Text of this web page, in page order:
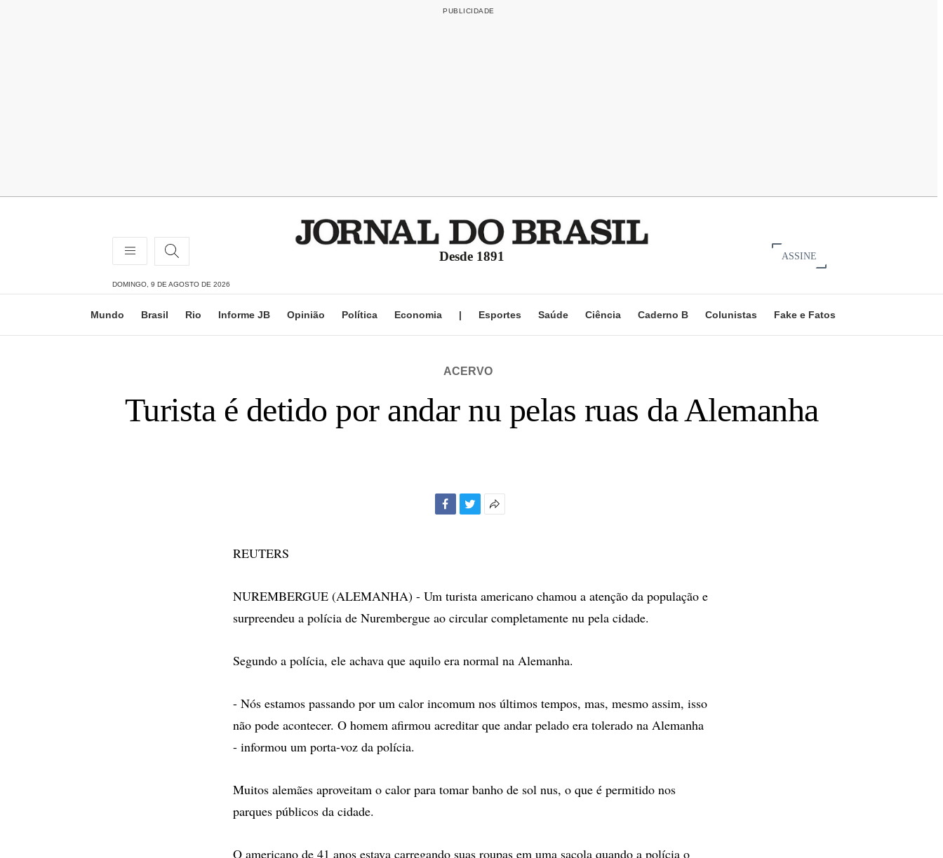
Desde 1891 ASSINE
DOMINGO, 9 DE AGOSTO DE 2026
Mundo Brasil Rio Informe JB Opinião Política Economia | Esportes Saúde Ciência Caderno B Colunistas Fake e Fatos
ACERVO
Turista é detido por andar nu pelas ruas da Alemanha
REUTERS
NUREMBERGUE (ALEMANHA) - Um turista americano chamou a atenção da população e
surpreendeu a polícia de Nurembergue ao circular completamente nu pela cidade.
Segundo a polícia, ele achava que aquilo era normal na Alemanha.
- Nós estamos passando por um calor incomum nos últimos tempos, mas, mesmo assim, isso
não pode acontecer. O homem afirmou acreditar que andar pelado era tolerado na Alemanha
- informou um porta-voz da polícia.
Muitos alemães aproveitam o calor para tomar banho de sol nus, o que é permitido nos
parques públicos da cidade.
O americano de 41 anos estava carregando suas roupas em uma sacola quando a polícia o